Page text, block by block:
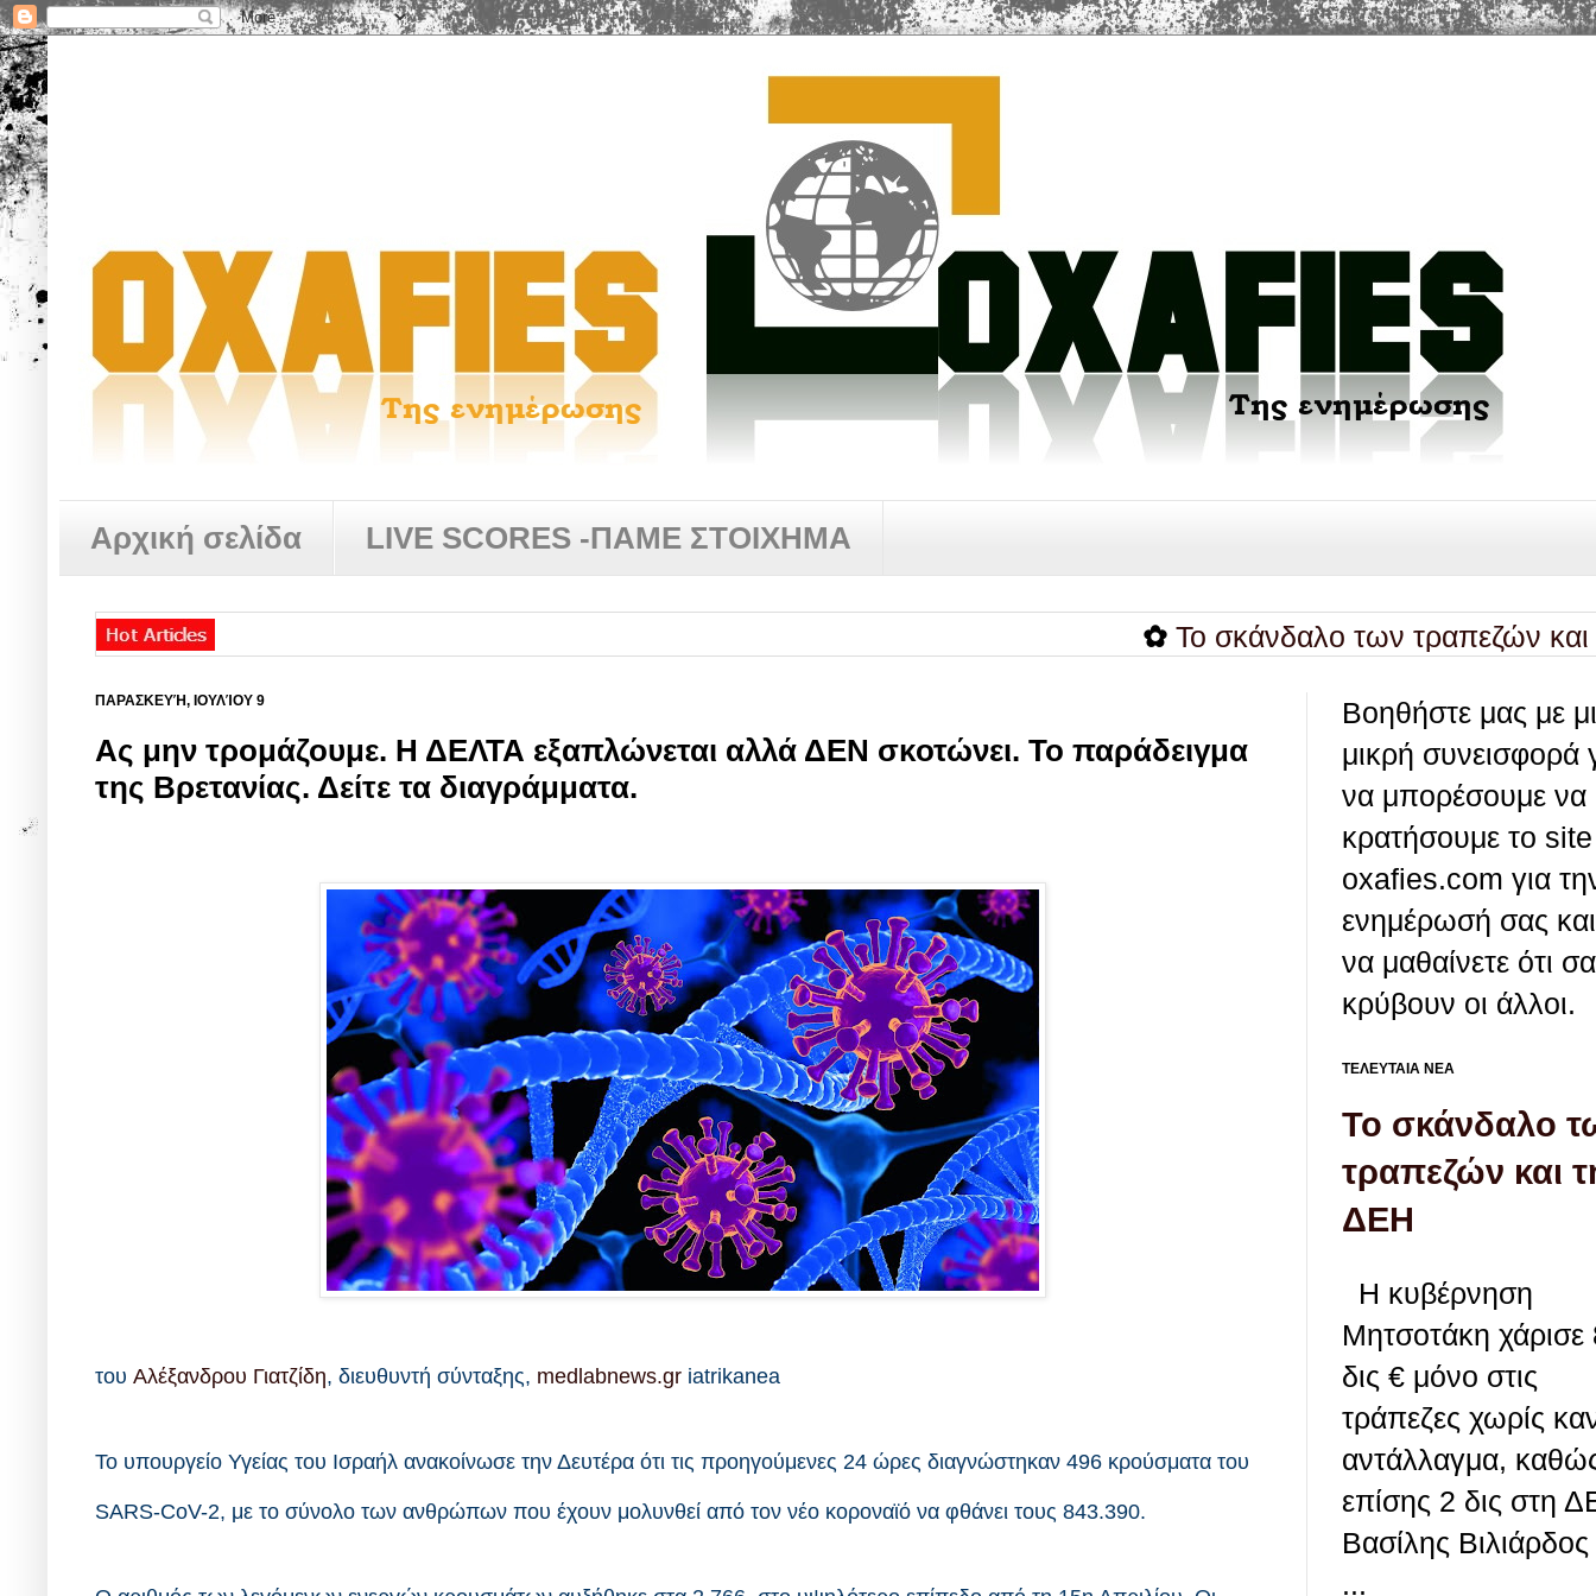
Αρχική σελίδα LIVE SCORES -ΠΑΜΕ ΣΤΟΙΧΗΜΑ
Το σκάνδαλο των τραπεζών και της
ΠΑΡΑΣΚΕΥΉ, ΙΟΥΛΊΟΥ 9
Ας μην τρομάζουμε. Η ΔΕΛΤΑ εξαπλώνεται αλλά ΔΕΝ σκοτώνει. Το παράδειγμα
της Βρετανίας. Δείτε τα διαγράμματα.
του Αλέξανδρου Γιατζίδη, διευθυντή σύνταξης, medlabnews.gr iatrikanea
Το υπουργείο Υγείας του Ισραήλ ανακοίνωσε την Δευτέρα ότι τις προηγούμενες 24 ώρες διαγνώστηκαν 496 κρούσματα του
SARS-CoV-2, με το σύνολο των ανθρώπων που έχουν μολυνθεί από τον νέο κοροναϊό να φθάνει τους 843.390.
Βοηθήστε μας με
μικρή συνεισφορά
να μπορέσουμε να
κρατήσουμε το site
oxafies.com για
ενημέρωσή σας
να μαθαίνετε ότι
κρύβουν οι άλλοι.
ΤΕΛΕΥΤΑΙΑ ΝΕΑ
Το σκάνδαλο
τραπεζών και
ΔΕΗ
Η κυβέρνηση
Μητσοτάκη χάρισε
δις € μόνο στις
τράπεζες χωρίς
αντάλλαγμα,
επίσης 2 δις στη
Βασίλης
...